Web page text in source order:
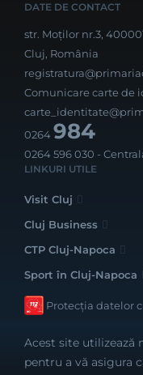
DATE DE CONTACT
str. Moților nr.3,
Cluj, România
Comunicare carte de
0264984
0264 596 030 -
LINKURI UTILE
Visit Cluj
Cluj Business
CTP Cluj-Napoca
Sport în Cluj-Napoca
Protecția datelor
Acest site utilizează
pentru a vă asigura